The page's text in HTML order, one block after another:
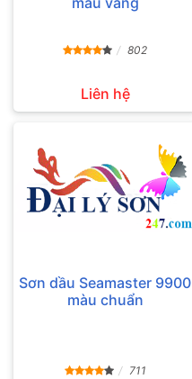
802
Liên hệ
Sơn dầu Seamaster 9900
màu chuẩn
711